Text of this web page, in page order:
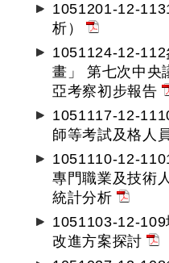
1051201-12-
析）
1051124-12-
畫」 第七次中央
亞考察初步報告
1051117-12-
師等考試及格人
1051110-12-
專門職業及技術
統計分析
1051103-12-
改進方案探討